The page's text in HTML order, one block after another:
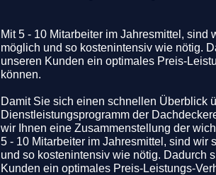
Mit 5 - 10 Mitarbeiter im Jahresmittel, sind
möglich und so kostenintensiv wie nötig.
unseren Kunden ein optimales Preis-
können.
Damit Sie sich einen schnellen Überblick
Dienstleistungsprogramm der
wir Ihnen eine Zusammenstellung der
5 - 10 Mitarbeiter im Jahresmittel, sind wir
und so kostenintensiv wie nötig. Dadurch
Kunden ein optimales Preis-Leistungs-